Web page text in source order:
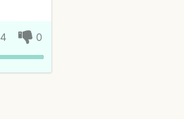
0
4